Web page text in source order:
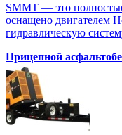
SMMT — это
оснащено двигателем
гидравлическую
Прицепной